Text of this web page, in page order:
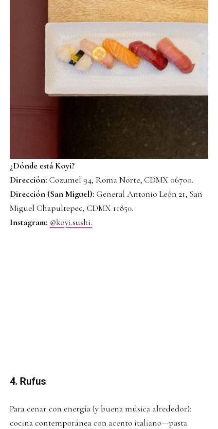
¿Dónde está Koyi?
Dirección: Cozumel 94, Roma Norte, CDMX 06700.
Dirección (San Miguel): General Antonio León 21, San
Miguel Chapultepec, CDMX 11850.
Instagram: @koyi.sushi.
4. Rufus
Para cenar con energía (y buena música alrededor):
cocina contemporánea con acento italiano—pasta